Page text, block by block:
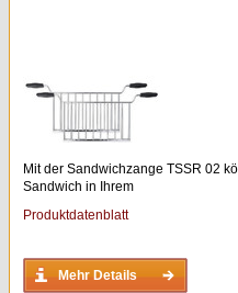
Mit der Sandwichzange TSSR 02
Sandwich in Ihrem
Produktdatenblatt
Mehr Details